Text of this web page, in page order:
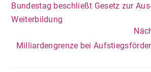
Bundestag beschließt Gesetz zur
Weiterbildung
Milliardengrenze bei